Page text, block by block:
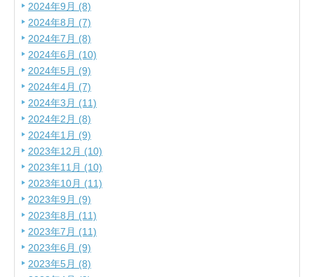
2024年9月 (8)
2024年8月 (7)
2024年7月 (8)
2024年6月 (10)
2024年5月 (9)
2024年4月 (7)
2024年3月 (11)
2024年2月 (8)
2024年1月 (9)
2023年12月 (10)
2023年11月 (10)
2023年10月 (11)
2023年9月 (9)
2023年8月 (11)
2023年7月 (11)
2023年6月 (9)
2023年5月 (8)